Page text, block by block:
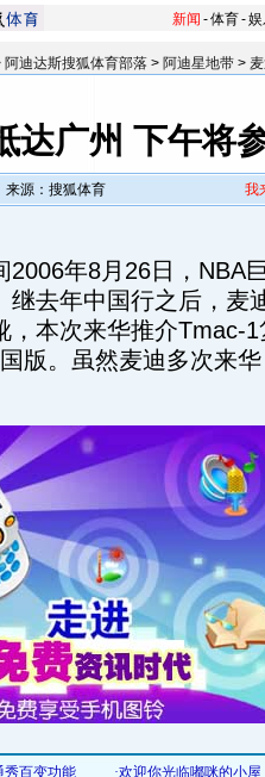
新闻 -体育-
阿迪达斯搜狐体育部落 > 阿迪星地带 >
达广州 下午将
来源：搜狐体育 我
年8月26日，NBA
继去年中国行之后，麦
，本次来华推介Tmac-
版。虽然麦迪多次来